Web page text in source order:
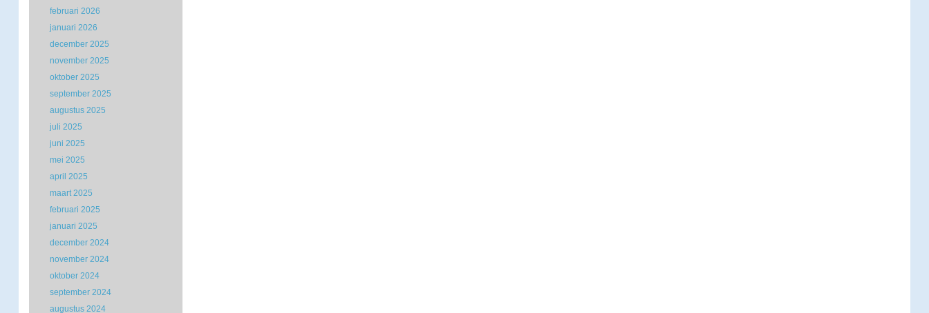
februari 2026
januari 2026
december 2025
november 2025
oktober 2025
september 2025
augustus 2025
juli 2025
juni 2025
mei 2025
april 2025
maart 2025
februari 2025
januari 2025
december 2024
november 2024
oktober 2024
september 2024
augustus 2024